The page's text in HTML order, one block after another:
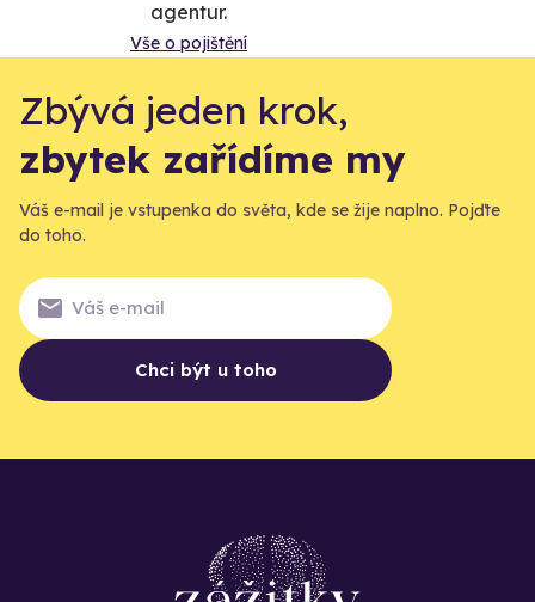
agentur.
Vše o pojištění
Zbývá jeden krok,
zbytek zařídíme my
Váš e-mail je vstupenka do světa, kde se žije naplno. Pojďte
do toho.
Chci být u toho